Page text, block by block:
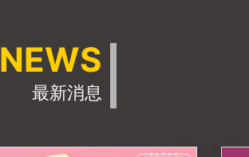
NEWS
最新消息